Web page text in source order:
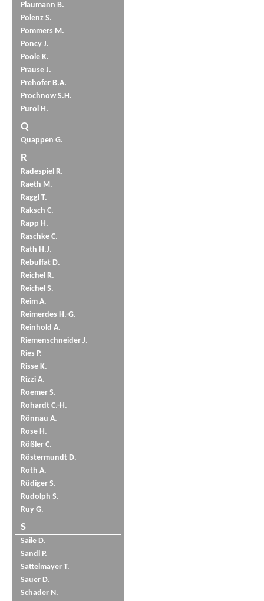
Plaumann B.
Polenz S.
Pommers M.
Poncy J.
Poole K.
Prause J.
Prehofer B.A.
Prochnow S.H.
Purol H.
Q
Quappen G.
R
Radespiel R.
Raeth M.
Raggl T.
Raksch C.
Rapp H.
Raschke C.
Rath H.J.
Rebuffat D.
Reichel R.
Reichel S.
Reim A.
Reimerdes H.-G.
Reinhold A.
Riemenschneider J.
Ries P.
Risse K.
Rizzi A.
Roemer S.
Rohardt C.-H.
Rönnau A.
Rose H.
Rößler C.
Röstermundt D.
Roth A.
Rüdiger S.
Rudolph S.
Ruy G.
S
Saile D.
Sandl P.
Sattelmayer T.
Sauer D.
Schader N.